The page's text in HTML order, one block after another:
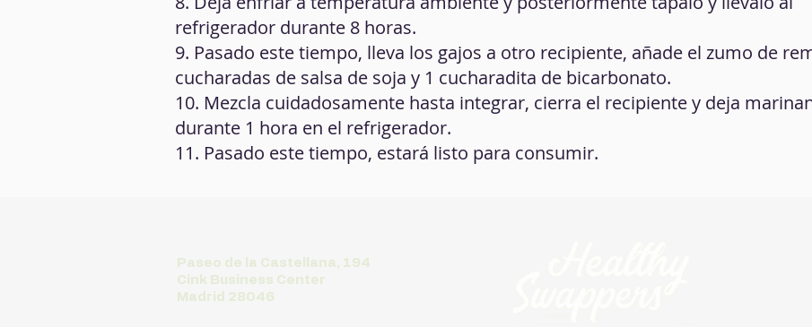
refrigerador durante 8 horas.
9. Pasado este tiempo, lleva los gajos a otro recipiente, añade el zumo de
cucharadas de salsa de soja y 1 cucharadita de bicarbonato.
10. Mezcla cuidadosamente hasta integrar, cierra el recipiente y deja
durante 1 hora en el refrigerador.
11. Pasado este tiempo, estará listo para consumir.
Paseo de la Castellana, 194
Cink Business Center
Madrid 28046